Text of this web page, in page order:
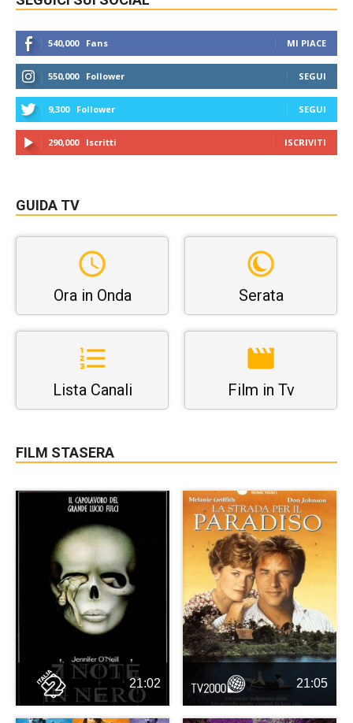
540,000 Fans MI PIACE
550,000 Follower SEGUI
9,300 Follower SEGUI
290,000 Iscritti ISCRIVITI
GUIDA TV
Ora in Onda Serata
Lista Canali Film in Tv
FILM STASERA
21:02 21:05